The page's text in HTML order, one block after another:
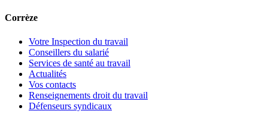
Corrèze
Votre Inspection du travail
Conseillers du salarié
Services de santé au travail
Actualités
Vos contacts
Renseignements droit du travail
Défenseurs syndicaux